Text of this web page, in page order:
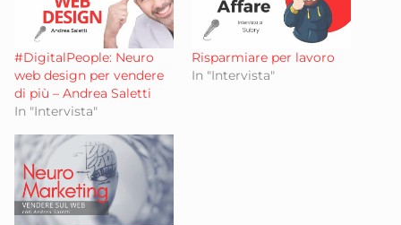
#DigitalPeople: Neuro
web design per vendere
di più – Andrea Saletti
In "Intervista"
Risparmiare per lavoro
In "Intervista"